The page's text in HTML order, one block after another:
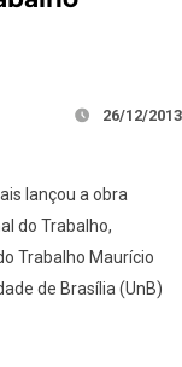
26/12/2013
lançou a obra
do Trabalho,
Trabalho Maurício
de Brasília (UnB)